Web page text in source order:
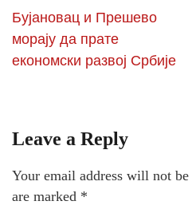
Бујановац и Прешево
морају да прате
економски развој Србије
Leave a Reply
Your email address will not be
are marked *